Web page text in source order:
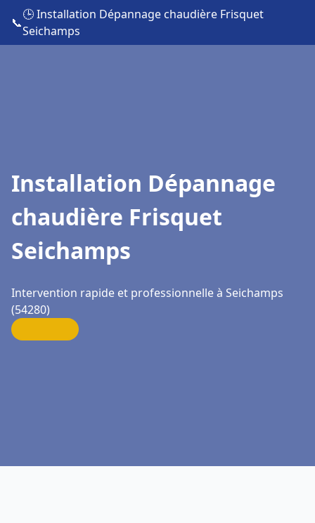
📞
🕒 Installation Dépannage chaudière Frisquet
Seichamps
Installation Dépannage
chaudière Frisquet
Seichamps
Intervention rapide et professionnelle à Seichamps
(54280)